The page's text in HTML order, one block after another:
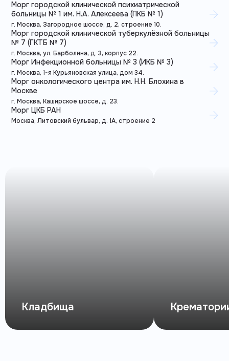
Морг городской клинической психиатрической
больницы № 1 им. Н.А. Алексеева (ПКБ № 1)
г. Москва, Загородное шоссе, д. 2, строение 10.
Морг городской клинической туберкулёзной больницы
№ 7 (ГКТБ № 7)
г. Москва, ул. Барболина, д. 3, корпус 22.
Морг Инфекционной больницы № 3 (ИКБ № 3)
г. Москва, 1-я Курьяновская улица, дом 34.
Морг онкологического центра им. Н.Н. Блохина в
Москве
г. Москва, Каширское шоссе, д. 23.
Морг ЦКБ РАН
Москва, Литовский бульвар, д. 1А, строение 2
Кладбища